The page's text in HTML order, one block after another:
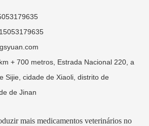
+ 700 metros, Estrada Nacional 220, a
Sijie, cidade de Xiaoli, distrito de
de Jinan
mais medicamentos veterinários no